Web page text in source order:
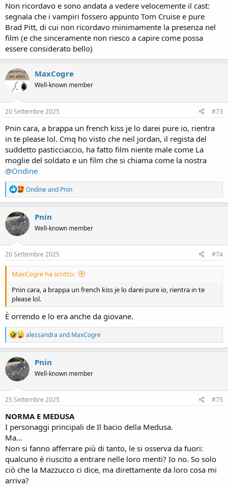
Non ricordavo e sono andata a vedere velocemente il cast:
segnala che i vampiri fossero appunto Tom Cruise e pure
Brad Pitt, di cui non ricordavo minimamente la presenza nel
film (e che sinceramente non riesco a capire come possa
essere considerato bello)
MaxCogre
Well-known member
20 Settembre 2025 #73
Pnin cara, a brappa un french kiss je lo darei pure io, rientra
in te please lol. Cmq ho visto che neil jordan, il regista del
suddetto pasticciaccio, ha fatto film niente male come La
moglie del soldato e un film che si chiama come la nostra
@Ondine
R
e
a
c
t
i
n
s
Ondineand Pnin
Pnin
Well-known member
20 Settembre 2025 #74
MaxCogre ha scritto:
Pnin cara, a brappa un french kiss je lo darei pure io, rientra in te
please lol.
È orrendo e lo era anche da giovane.
R
e
a
c
t
i
n
s
alessandra and MaxCogre
Pnin
Well-known member
25 Settembre 2025 #75
NORMA E MEDUSA
I personaggi principali de Il bacio della Medusa.
Ma...
Non si fanno afferrare più di tanto, le si osserva da fuori:
qualcuno è riuscito a entrare nelle loro menti? Io no. So solo
ciò che la Mazzucco ci dice, ma direttamente da loro cosa mi
arriva?